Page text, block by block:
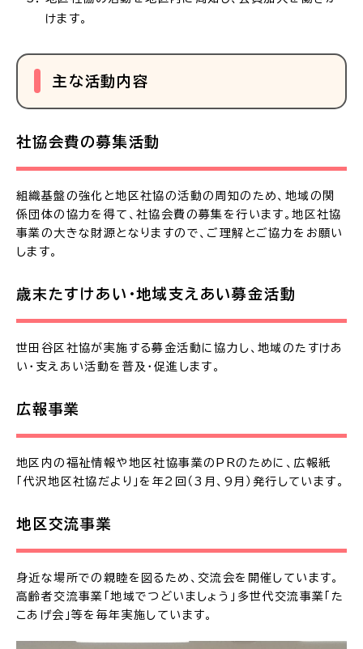
けます。
主な活動内容
社協会費の募集活動
組織基盤の強化と地区社協の活動の周知のため、地域の関
係団体の協力を得て、社協会費の募集を行います。地区社協
事業の大きな財源となりますので、ご理解とご協力をお願い
します。
歳末たすけあい・地域支えあい募金活動
世田谷区社協が実施する募金活動に協力し、地域のたすけあ
い・支えあい活動を普及・促進します。
広報事業
地区内の福祉情報や地区社協事業のPRのために、広報紙
「代沢地区社協だより」を年2回（3月、9月）発行しています。
地区交流事業
身近な場所での親睦を図るため、交流会を開催しています。
高齢者交流事業「地域でつどいましょう」多世代交流事業「た
こあげ会」等を毎年実施しています。